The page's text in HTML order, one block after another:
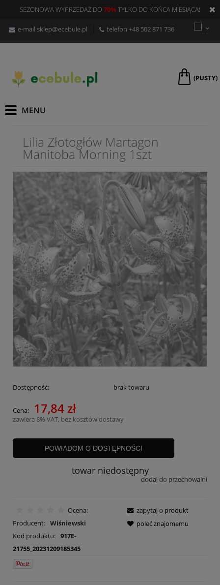
SEZONOWA WYPRZEDAŻ DO 70%TYLKO DO KOŃCA MIESIĄCA!
e-mail sklep@ecebule.pl telefon +48 502 871 736
(PUSTY)
Lilia Złotogłów Martagon
Manitoba Morning 1szt
Dostępność: brak towaru
Cena: 17,84 zł
zawiera 8% VAT, bez kosztów dostawy
POWIADOM O DOSTĘPNOŚCI
towar niedostępny
dodaj do przechowalni
Ocena:
Producent: Wiśniewski
Kod produktu: 917E-
21755_20231209185345
zapytaj o produkt
poleć znajomemu